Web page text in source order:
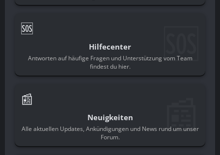
🆘
Hilfecenter
Antworten auf häufige Fragen und Unterstützung vom Team
findest du hier.
🆘
📰
Neuigkeiten
Alle aktuellen Updates, Ankündigungen und News rund um unser
Forum.
📰